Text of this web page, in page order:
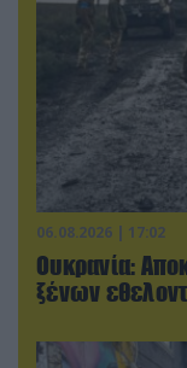
06.08.2026 | 17:02
Ουκρανία:
ξένων